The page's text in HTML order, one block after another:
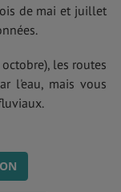
de mai et juillet
les routes
l'eau, mais vous